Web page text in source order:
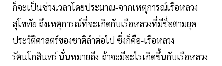
ก็จะเป็นช่วงเวลาโดยประมาณ-จากเหตุการณ์เรือหลวง
สุโขทัย ถึงเหตุการณ์ที่จะเกิดกับเรือหลวงที่มีชื่อตามยุค
ประวัติศาสตร์ของชาติลำต่อไป ซึ่งก็คือ-เรือหลวง
รัตนโกสินทร์ นั่นหมายถึง-ถ้าจะมีอะไรเกิดขึ้นกับเรือหลวง